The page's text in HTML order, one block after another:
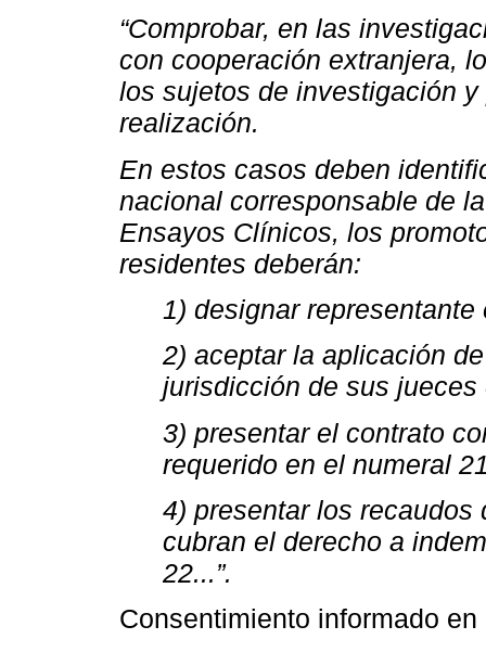
“Comprobar, en las
con cooperación extranjera,
los sujetos de investigación
realización.
En estos casos deben
nacional corresponsable de
Ensayos Clínicos, los
residentes deberán:
1) designar
2) aceptar la aplicación
jurisdicción de sus
3) presentar el contrato
requerido en el numeral
4) presentar los
cubran el derecho a
22...”.
Consentimiento informado